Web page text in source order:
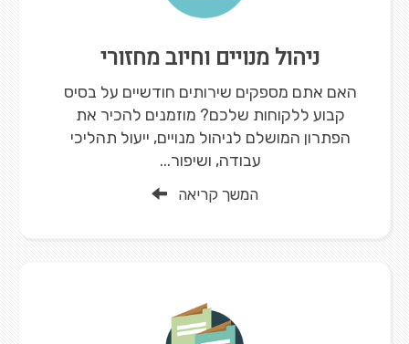
ניהול מנויים וחיוב מחזורי
האם אתם מספקים שירותים חודשיים על בסיס
קבוע ללקוחות שלכם? מוזמנים להכיר את
הפתרון המושלם לניהול מנויים, ייעול תהליכי
עבודה, ושיפור...
המשך קריאה